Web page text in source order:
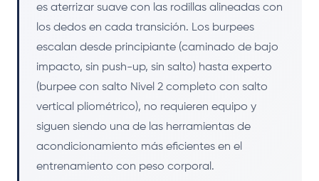
es aterrizar suave con las rodillas alineadas con
los dedos en cada transición. Los burpees
escalan desde principiante (caminado de bajo
impacto, sin push-up, sin salto) hasta experto
(burpee con salto Nivel 2 completo con salto
vertical pliométrico), no requieren equipo y
siguen siendo una de las herramientas de
acondicionamiento más eficientes en el
entrenamiento con peso corporal.